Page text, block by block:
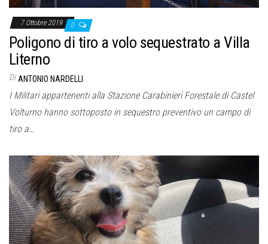
7 Ottobre 2019 0
Poligono di tiro a volo sequestrato a Villa
Literno
Di ANTONIO NARDELLI
I Militari appartenenti alla Stazione Carabinieri Forestale di Castel
Volturno hanno sottoposto in sequestro preventivo un campo di
tiro a…